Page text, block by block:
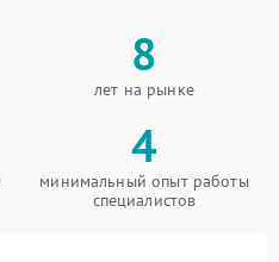
8
лет на рынке
4
минимальный опыт работы
специалистов